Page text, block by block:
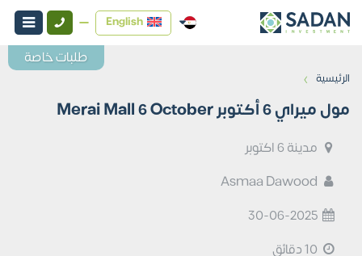
English
الرئيسية ›
مول ميراي 6 أكتوبر Merai Mall 6 October
مدينة 6 اكتوبر
30-06-2025
طلبات خاصة